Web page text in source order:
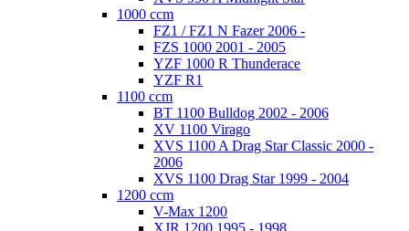
1000 ccm
FZ1 / FZ1 N Fazer 2006 -
FZS 1000 2001 - 2005
YZF 1000 R Thunderace
YZF R1
1100 ccm
BT 1100 Bulldog 2002 - 2006
XV 1100 Virago
XVS 1100 A Drag Star Classic 2000 -
2006
XVS 1100 Drag Star 1999 - 2004
1200 ccm
V-Max 1200
XJR 1200 1995 - 1998